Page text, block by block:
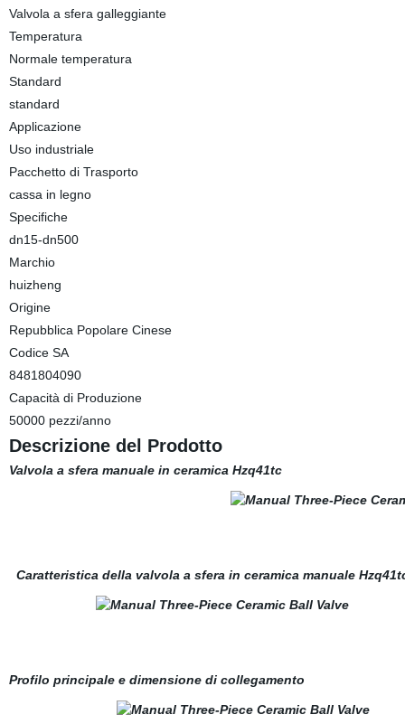
Valvola a sfera galleggiante
Temperatura
Normale temperatura
Standard
standard
Applicazione
Uso industriale
Pacchetto di Trasporto
cassa in legno
Specifiche
dn15-dn500
Marchio
huizheng
Origine
Repubblica Popolare Cinese
Codice SA
8481804090
Capacità di Produzione
50000 pezzi/anno
Descrizione del Prodotto
Valvola a sfera manuale in ceramica Hzq41tc
Caratteristica della valvola a sfera in ceramica manuale
Profilo principale e dimensione di collegamento